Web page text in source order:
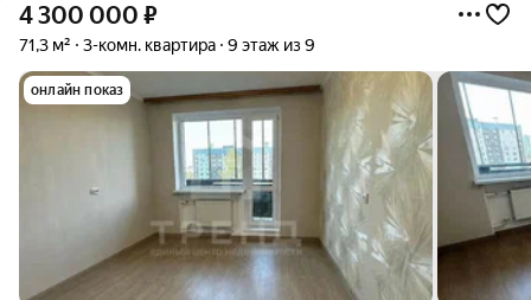
4 300 000 ₽
71,3 м² 3-комн. квартира 9 этаж из 9
онлайн показ